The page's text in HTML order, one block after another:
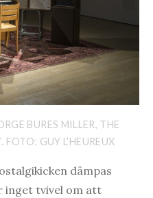
BURES MILLER, THE
GUY L’HEUREUX
dämpas
inget tvivel om att